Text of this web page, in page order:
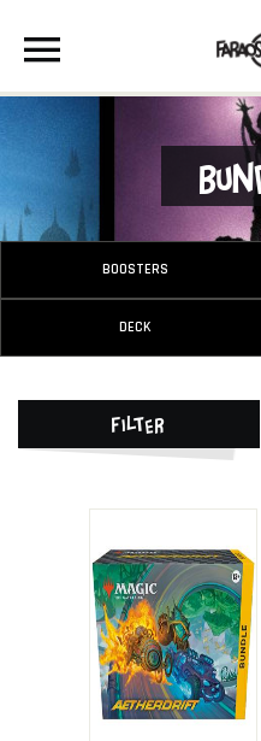
BOOSTERS
DECK
Filter